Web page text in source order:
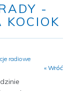
-
radiowe
« Wróć